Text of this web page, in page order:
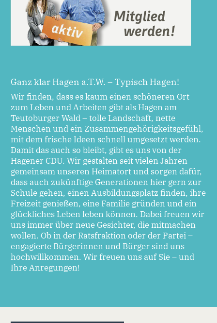
Ganz klar Hagen a.T.W. – Typisch Hagen!
Wir finden, dass es kaum einen schöneren Ort
zum Leben und Arbeiten gibt als Hagen am
Teutoburger Wald – tolle Landschaft, nette
Menschen und ein Zusammengehörigkeitsgefühl,
mit dem frische Ideen schnell umgesetzt werden.
Damit das auch so bleibt, gibt es uns von der
Hagener CDU. Wir gestalten seit vielen Jahren
gemeinsam unseren Heimatort und sorgen dafür,
dass auch zukünftige Generationen hier gern zur
Schule gehen, einen Ausbildungsplatz finden, ihre
Freizeit genießen, eine Familie gründen und ein
glückliches Leben leben können. Dabei freuen wir
uns immer über neue Gesichter, die mitmachen
wollen. Ob in der Ratsfraktion oder der Partei –
engagierte Bürgerinnen und Bürger sind uns
hochwillkommen. Wir freuen uns auf Sie – und
Ihre Anregungen!